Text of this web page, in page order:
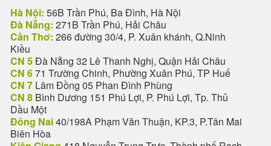
Hà Nội: 56B Trần Phú, Ba Đình, Hà Nội
Đà Nẵng: 271B Trần Phú, Hải Châu
Cần Thơ: 266 đường 30/4, P. Xuân khánh, Q.Ninh
Kiều
CN 5Đà Nẵng 32 Lê Thanh Nghị, Quận Hải Châu
CN 671 Trường Chinh, Phường Xuân Phú, TP Huế
CN 7 Lâm Đồng 05 Phan Đình Phùng
CN 8 Bình Dương 151 Phú Lợi, P. Phú Lợi, Tp. Thủ
Dầu Một
Đồng Nai40/198A Phạm Văn Thuận, KP.3, P.Tân Mai
Biên Hòa